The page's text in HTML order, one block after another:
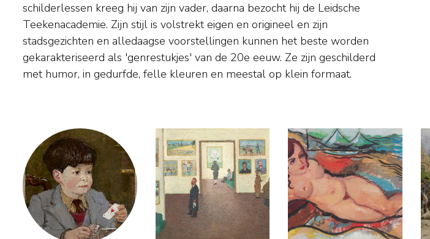
schilderlessen kreeg hij van zijn vader, daarna bezocht hij de Leidsche
Teekenacademie. Zijn stijl is volstrekt eigen en origineel en zijn
stadsgezichten en alledaagse voorstellingen kunnen het beste worden
gekarakteriseerd als 'genrestukjes' van de 20e eeuw. Ze zijn geschilderd
met humor, in gedurfde, felle kleuren en meestal op klein formaat.
Voorschoten en op Terschelling, waar in Midsland het familiehuis 'Marijke'
stond. Vanaf 1933 experimenteert hij daarnaast met het draaien, bakken en
beschilderen van keramiek. Daarin combineert hij onderzoek naar oude
glazuren, samen met zijn oom Hugo Tutein Nolthenius, met zijn gave van